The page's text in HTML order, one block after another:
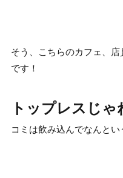
そう、こちらのカフェ、
です！
トップレスじゃ
コミは飲み込んでなんとい